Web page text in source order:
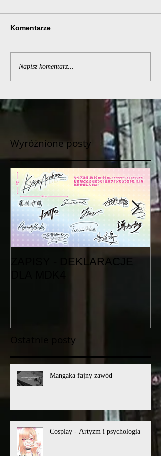
Komentarze
Napisz komentarz...
Wyróżnione posty
ZAPISY - DEKLARACJE
Ostatnie posty
Mangaka fajny zawód
Cosplay - Artyzm i psychologia